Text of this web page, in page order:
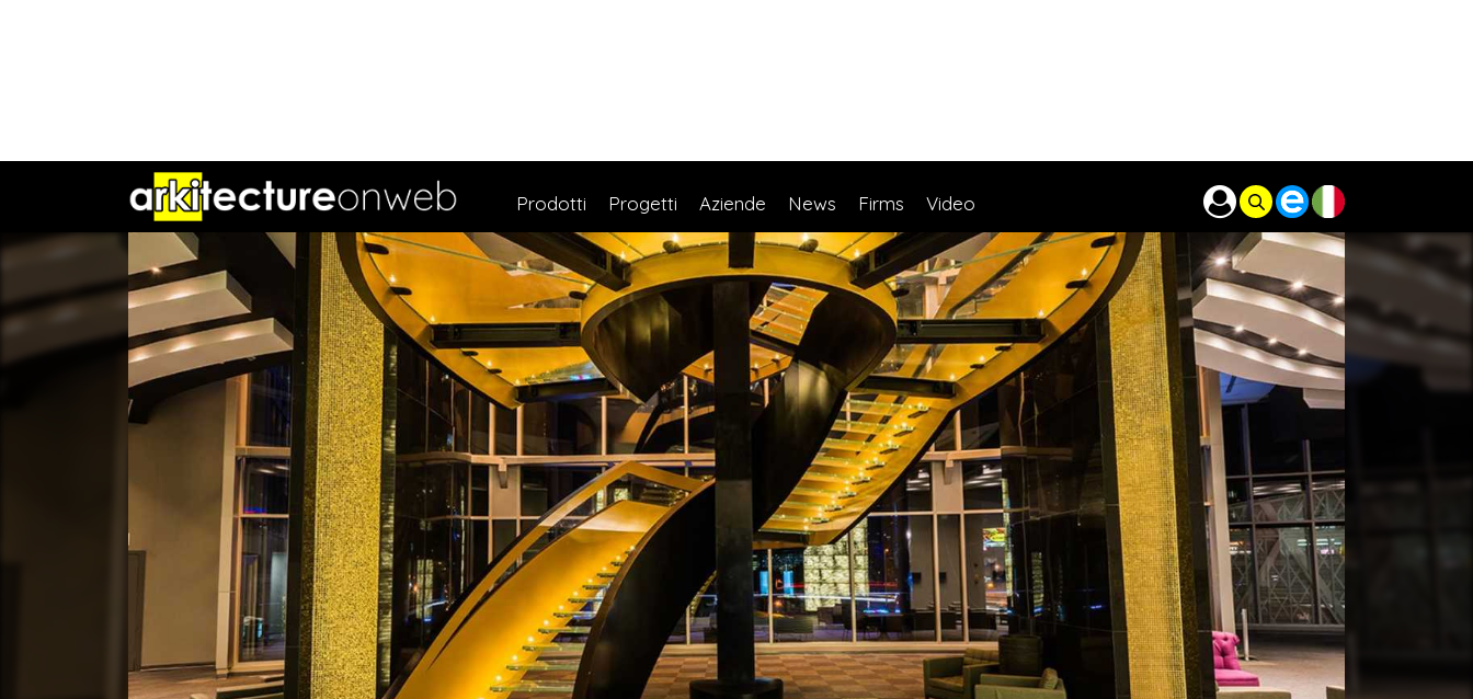
Prodotti Progetti Aziende News Firms Video